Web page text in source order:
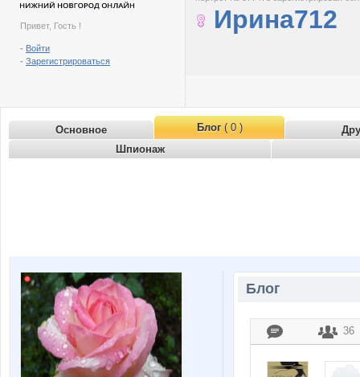
Привет, Гость !
- Войти
- Зарегистрироваться
Ирина712
Основное Блог( 0 )
Шпионаж
Блог
36